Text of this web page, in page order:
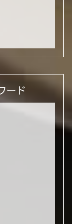
ード